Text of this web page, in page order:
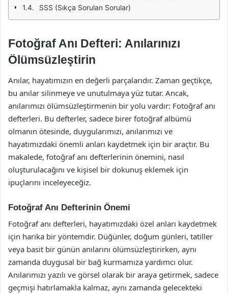
SSS (Sıkça Sorulan Sorular)
Fotoğraf Anı Defteri: Anılarınızı
Ölümsüzleştirin
Anılar, hayatımızın en değerli parçalarıdır. Zaman geçtikçe,
bu anılar silinmeye ve unutulmaya yüz tutar. Ancak,
anılarımızı ölümsüzleştirmenin bir yolu vardır: Fotoğraf anı
defterleri. Bu defterler, sadece birer fotoğraf albümü
olmanın ötesinde, duygularımızı, anılarımızı ve
hayatımızdaki önemli anları kaydetmek için bir araçtır. Bu
makalede, fotoğraf anı defterlerinin önemini, nasıl
oluşturulacağını ve kişisel bir dokunuş eklemek için
ipuçlarını inceleyeceğiz.
Fotoğraf Anı Defterinin Önemi
Fotoğraf anı defterleri, hayatımızdaki özel anları kaydetmek
için harika bir yöntemdir. Düğünler, doğum günleri, tatiller
veya basit bir günün anılarını ölümsüzleştirirken, aynı
zamanda duygusal bir bağ kurmamıza yardımcı olur.
Anılarımızı yazılı ve görsel olarak bir araya getirmek, sadece
geçmişi hatırlamakla kalmaz, aynı zamanda gelecekteki